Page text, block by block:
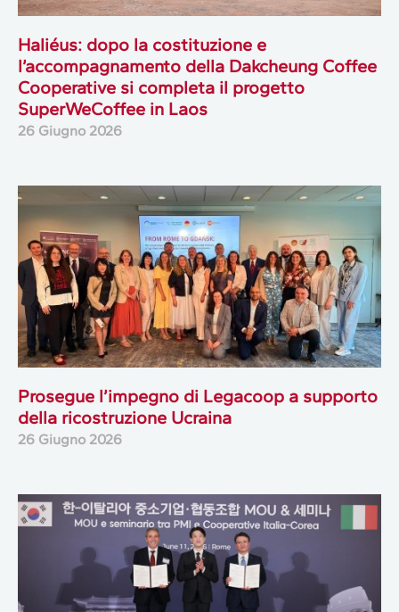
Haliéus: dopo la costituzione e
l’accompagnamento della Dakcheung Coffee
Cooperative si completa il progetto
SuperWeCoffee in Laos
26 Giugno 2026
Prosegue l’impegno di Legacoop a supporto
della ricostruzione Ucraina
26 Giugno 2026